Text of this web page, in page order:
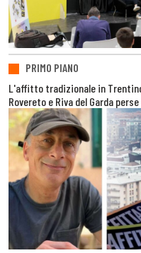
PRIMO PIANO
L'affitto tradizionale in
Rovereto e Riva del Garda